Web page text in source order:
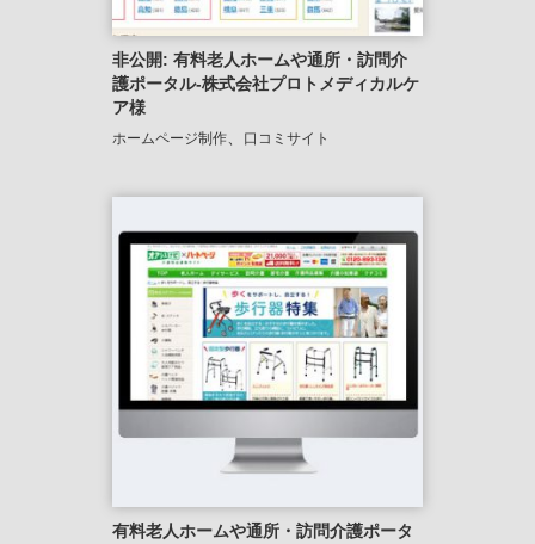
非公開: 有料老人ホームや通所・訪問介
護ポータル-株式会社プロトメディカルケ
ア様
ホームページ制作、 口コミサイト
有料老人ホームや通所・訪問介護ポータ